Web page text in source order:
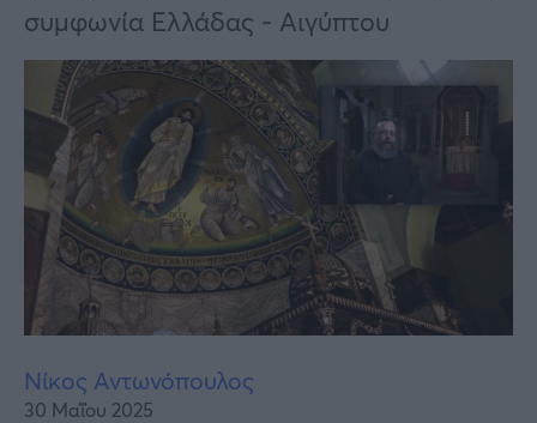
Γυναίκα
Καιρός
συμφωνία Ελλάδας - Αιγύπτου
Νίκος Αντωνόπουλος
30 Μαΐου 2025